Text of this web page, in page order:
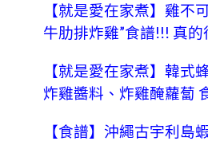
【就是愛在家煮】雞不
牛肋排炸雞”食譜!!! 真
【就是愛在家煮】韓式
炸雞醬料、炸雞醃蘿蔔
【食譜】沖繩古宇利島